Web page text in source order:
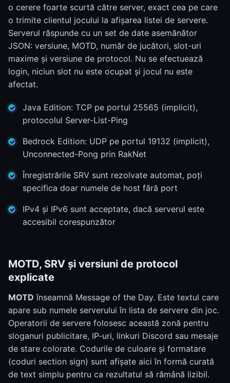
o cerere foarte scurtă către server, exact cea pe care
o trimite clientul jocului la afișarea listei de servere.
Serverul răspunde cu un set de date asemănător
JSON: versiune, MOTD, număr de jucători, slot-uri
maxime și versiune de protocol. Nu se efectuează
login, niciun slot nu este ocupat și jocul nu este
afectat.
Java Edition: TCP pe portul 25565 (implicit),
protocolul Server-List-Ping
Bedrock Edition: UDP pe portul 19132 (implicit),
Unconnected-Pong prin RakNet
Înregistrările SRV sunt rezolvate automat, poți
specifica doar numele de host fără port
IPv4 și IPv6 sunt acceptate, dacă serverul este
accesibil corespunzător
MOTD, SRV și versiuni de protocol
explicate
MOTD înseamnă Message of the Day. Este textul care
apare sub numele serverului în lista de servere din joc.
Operatorii de servere folosesc această zonă pentru
sloganuri publicitare, IP-uri, linkuri Discord sau mesaje
de stare colorate. Codurile de culoare și formatare
(coduri section sign) sunt afișate aici în formă curată
de text simplu pentru ca rezultatul să rămână lizibil.